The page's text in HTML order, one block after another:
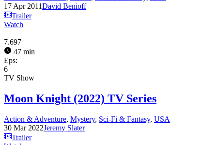
17 Apr 2011David Benioff
Trailer
Watch
7.697
47 min
Eps:
6
TV Show
Moon Knight (2022) TV Series
Action & Adventure, Mystery, Sci-Fi & Fantasy, USA
30 Mar 2022Jeremy Slater
Trailer